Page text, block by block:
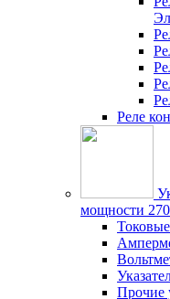
Реле
мощности 270
Прочие